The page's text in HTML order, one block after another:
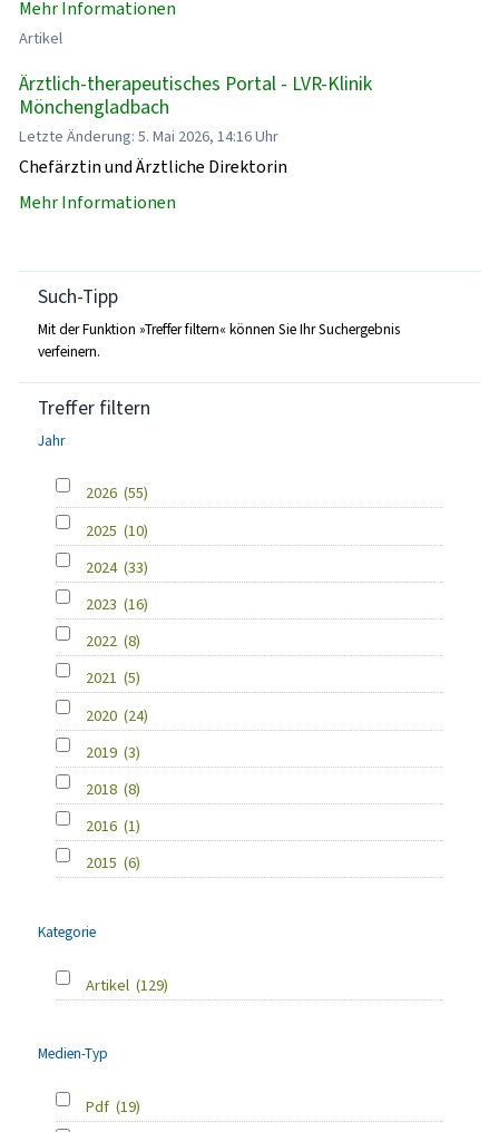
Mehr Informationen
Artikel
Ärztlich-therapeutisches Portal - LVR-Klinik
Mönchengladbach
Letzte Änderung: 5. Mai 2026, 14:16 Uhr
Chefärztin und Ärztliche Direktorin
Mehr Informationen
Such-Tipp
Mit der Funktion »Treffer filtern« können Sie Ihr Suchergebnis
verfeinern.
Treffer filtern
Jahr
2026 (55)
2025 (10)
2024 (33)
2023 (16)
2022 (8)
2021 (5)
2020 (24)
2019 (3)
2018 (8)
2016 (1)
2015 (6)
Kategorie
Artikel (129)
Medien-Typ
Pdf (19)